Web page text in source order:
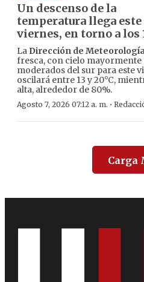
Un descenso de la
temperatura llega este
viernes, en torno a los
La Dirección de
fresca, con cielo
moderados del sur para este
oscilará entre 13 y 20°C,
alta, alrededor de 80%.
Agosto 7, 2026 07:12 a. m. ·
Carga